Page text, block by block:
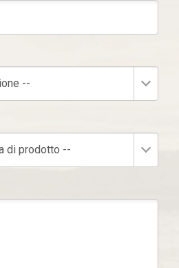
--
di prodotto --